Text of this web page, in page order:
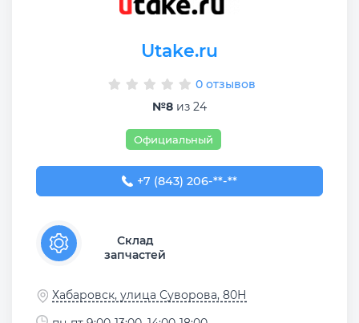
Utake.ru
0 отзывов
№8 из 24
Официальный
+7 (843) 206-03-65
+7 (843) 206-**-**
Склад
запчастей
Хабаровск, улица Суворова, 80Н